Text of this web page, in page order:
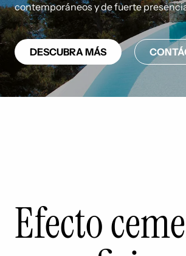
contemporáneos y de fuerte
DESCUBRA MÁS
Efecto